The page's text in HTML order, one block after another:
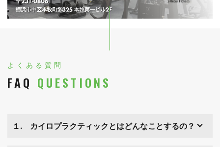
よくある質問
FAQ QUESTIONS
１. カイロプラクティックとはどんなことするの？